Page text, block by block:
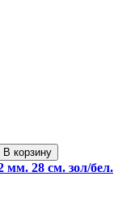
В корзину
мм. 28 см. зол/бел.